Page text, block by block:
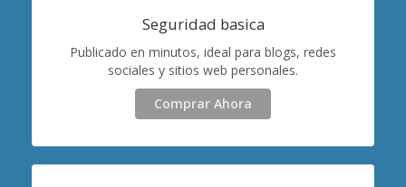
Seguridad basica
Publicado en minutos, ideal para blogs, redes
sociales y sitios web personales.
Comprar Ahora